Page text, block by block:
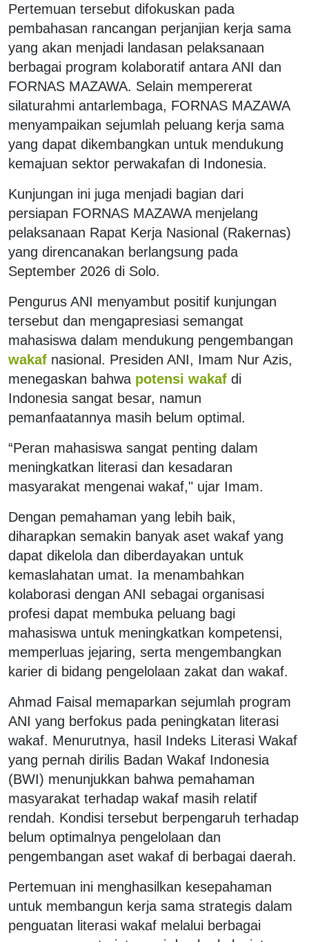
Pertemuan tersebut difokuskan pada
pembahasan rancangan perjanjian kerja sama
yang akan menjadi landasan pelaksanaan
berbagai program kolaboratif antara ANI dan
FORNAS MAZAWA. Selain mempererat
silaturahmi antarlembaga, FORNAS MAZAWA
menyampaikan sejumlah peluang kerja sama
yang dapat dikembangkan untuk mendukung
kemajuan sektor perwakafan di Indonesia.
Kunjungan ini juga menjadi bagian dari
persiapan FORNAS MAZAWA menjelang
pelaksanaan Rapat Kerja Nasional (Rakernas)
yang direncanakan berlangsung pada
September 2026 di Solo.
Pengurus ANI menyambut positif kunjungan
tersebut dan mengapresiasi semangat
mahasiswa dalam mendukung pengembangan
wakaf nasional. Presiden ANI, Imam Nur Azis,
menegaskan bahwa potensi wakaf di
Indonesia sangat besar, namun
pemanfaatannya masih belum optimal.
“Peran mahasiswa sangat penting dalam
meningkatkan literasi dan kesadaran
masyarakat mengenai wakaf," ujar Imam.
Dengan pemahaman yang lebih baik,
diharapkan semakin banyak aset wakaf yang
dapat dikelola dan diberdayakan untuk
kemaslahatan umat. Ia menambahkan
kolaborasi dengan ANI sebagai organisasi
profesi dapat membuka peluang bagi
mahasiswa untuk meningkatkan kompetensi,
memperluas jejaring, serta mengembangkan
karier di bidang pengelolaan zakat dan wakaf.
Ahmad Faisal memaparkan sejumlah program
ANI yang berfokus pada peningkatan literasi
wakaf. Menurutnya, hasil Indeks Literasi Wakaf
yang pernah dirilis Badan Wakaf Indonesia
(BWI) menunjukkan bahwa pemahaman
masyarakat terhadap wakaf masih relatif
rendah. Kondisi tersebut berpengaruh terhadap
belum optimalnya pengelolaan dan
pengembangan aset wakaf di berbagai daerah.
Pertemuan ini menghasilkan kesepahaman
untuk membangun kerja sama strategis dalam
penguatan literasi wakaf melalui berbagai